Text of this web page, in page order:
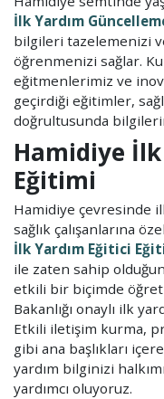
İlk Yardım
bilgileri tazelemenizi
öğrenmenizi sağlar.
eğitmenlerimiz ve
geçirdiği eğitimler,
doğrultusunda
Hamidiye
Eğitimi
Hamidiye çevresinde
sağlık çalışanlarına
İlk Yardım Eğitici
ile zaten sahip
etkili bir biçimde
Bakanlığı onaylı ilk
Etkili iletişim kurma,
gibi ana başlıkları
yardım bilginizi
yardımcı oluyoruz.